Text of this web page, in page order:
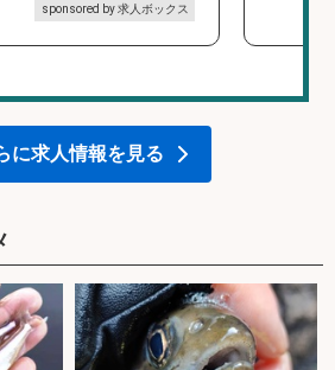
sponsored by 求人ボックス
に求人情報を見る